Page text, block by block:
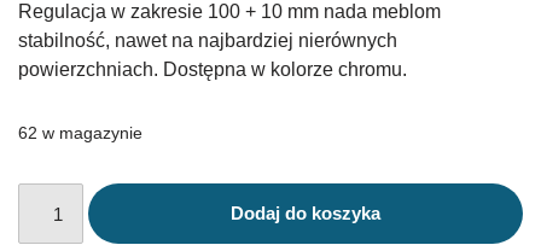
Regulacja w zakresie 100 + 10 mm nada meblom
stabilność, nawet na najbardziej nierównych
powierzchniach. Dostępna w kolorze chromu.
62 w magazynie
Dodaj do koszyka